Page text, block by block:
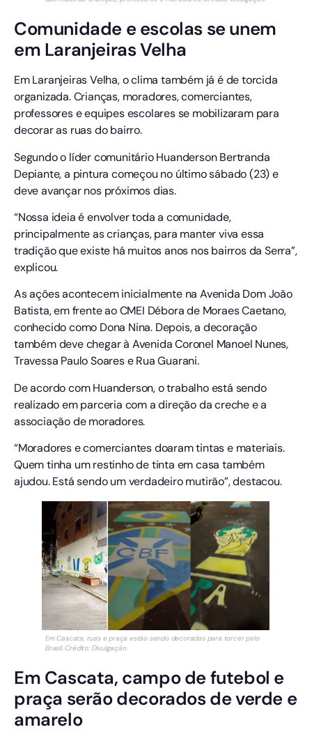
Comunidade e escolas se unem
em Laranjeiras Velha
Em Laranjeiras Velha, o clima também já é de torcida
organizada. Crianças, moradores, comerciantes,
professores e equipes escolares se mobilizaram para
decorar as ruas do bairro.
Segundo o líder comunitário Huanderson Bertranda
Depiante, a pintura começou no último sábado (23) e
deve avançar nos próximos dias.
“Nossa ideia é envolver toda a comunidade,
principalmente as crianças, para manter viva essa
tradição que existe há muitos anos nos bairros da Serra”,
explicou.
As ações acontecem inicialmente na Avenida Dom João
Batista, em frente ao CMEI Débora de Moraes Caetano,
conhecido como Dona Nina. Depois, a decoração
também deve chegar à Avenida Coronel Manoel Nunes,
Travessa Paulo Soares e Rua Guarani.
De acordo com Huanderson, o trabalho está sendo
realizado em parceria com a direção da creche e a
associação de moradores.
“Moradores e comerciantes doaram tintas e materiais.
Quem tinha um restinho de tinta em casa também
ajudou. Está sendo um verdadeiro mutirão”, destacou.
Em Cascata, ruas e praça estão sendo decoradas para torcer pelo
Brasil. Crédito: Divulgação
Em Cascata, campo de futebol e
praça serão decorados de verde e
amarelo